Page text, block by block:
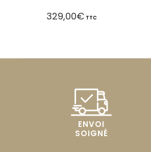
329,00€ TTC
ENVOI
SOIGNÉ